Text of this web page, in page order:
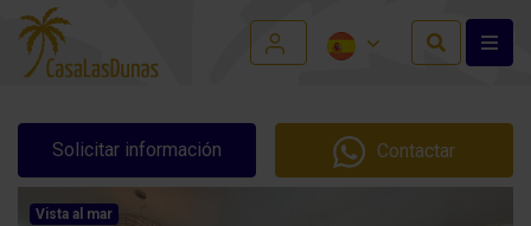
Solicitar información Contactar
Vista al mar